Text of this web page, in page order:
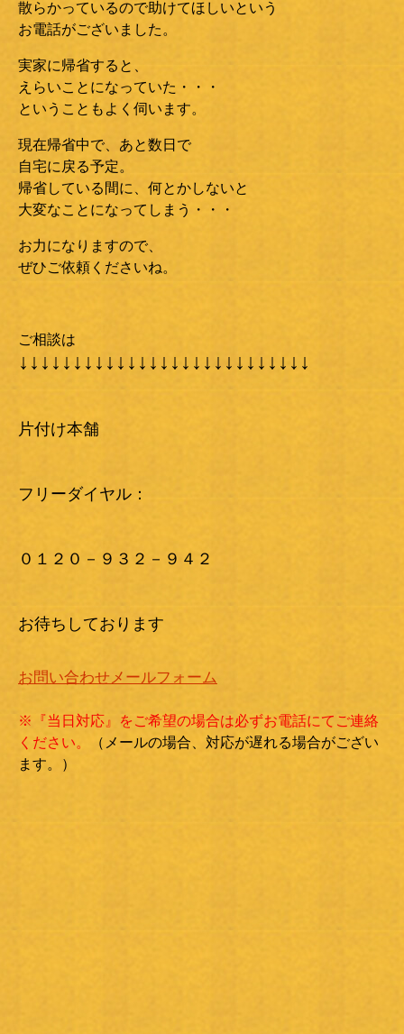
散らかっているので助けてほしいという
お電話がございました。
実家に帰省すると、
えらいことになっていた・・・
ということもよく伺います。
現在帰省中で、あと数日で
自宅に戻る予定。
帰省している間に、何とかしないと
大変なことになってしまう・・・
お力になりますので、
ぜひご依頼くださいね。
ご相談は
↓↓↓↓↓↓↓↓↓↓↓↓↓↓↓↓↓↓↓↓↓↓↓↓↓↓↓
片付け本舗
フリーダイヤル：
０１２０－９３２－９４２
お待ちしております
お問い合わせメールフォーム
※『当日対応』をご希望の場合は必ずお電話にてご連絡
ください。
（メールの場合、対応が遅れる場合がござい
ます。）